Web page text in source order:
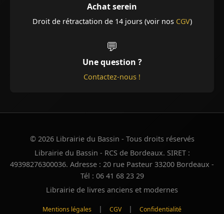
Achat serein
Droit de rétractation de 14 jours (voir nos CGV)
💬
Une question ?
Contactez-nous !
© 2026 Librairie du Bassin - Tous droits réservés
Librairie du Bassin - RCS de Bordeaux. SIRET :
49398276300036. Adresse : 20 rue Pasteur 33200 Bordeaux -
Tél : 06 41 68 23 29
Librairie de livres anciens et modernes
Mentions légales | CGV | Confidentialité